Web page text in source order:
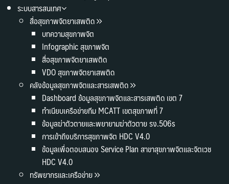
ระบบสารสนเทศ
สื่อสุขภาพจิตยาเสพติด
บทความสุขภาพจิต
Infographic สุขภาพจิต
สื่อสุขภาพจิตยาเสพติด
VDO สุขภาพจิตยาเสพติด
คลังข้อมูลสุขภาพจิตและสารเสพติด
Dashboard ข้อมูลสุขภาพจิตและสารเสพติด เขต 7
ทำเนียบเครือข่ายทีม MCATT เขตสุขภาพที่ 7
ข้อมูลฆ่าตัวตายและพยายามฆ่าตัวตาย รง.506s
การเข้าถึงบริการสุขภาพจิต HDC V4.0
ข้อมูลเพื่อตอบสนอง Service Plan สาขาสุขภาพจิตและจิตเวช
HDC V4.0
ทรัพยากรและเครือข่าย